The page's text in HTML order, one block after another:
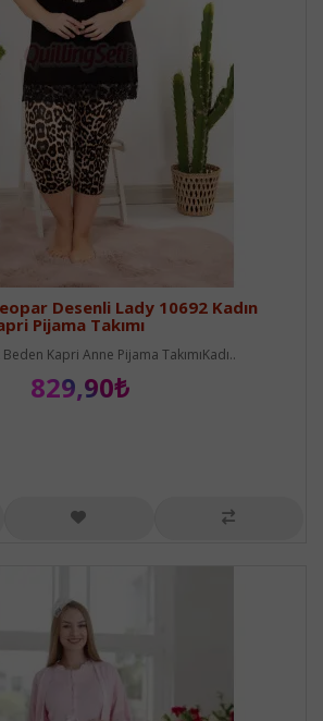
Desenli Lady 10692 Kadın
Pijama Takımı
Kapri Anne Pijama TakımıKadı..
829,90₺